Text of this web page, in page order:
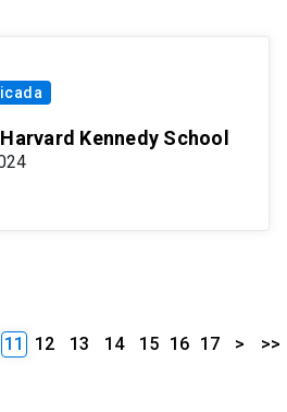
Kennedy School
11 12 13 14 15 16 17 > >>